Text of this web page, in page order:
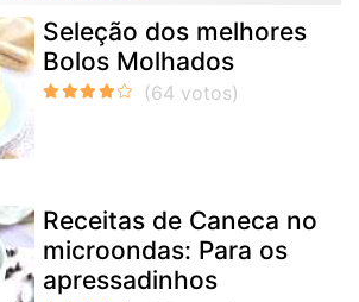
Seleção dos melhores
Bolos Molhados
Receitas de Caneca no
microondas: Para os
apressadinhos